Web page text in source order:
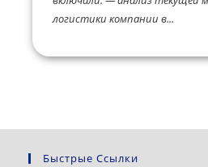
логистики компании в...
Быстрые Ссылки